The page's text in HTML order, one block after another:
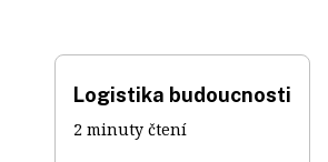
Logistika budoucnosti
2 minuty čtení